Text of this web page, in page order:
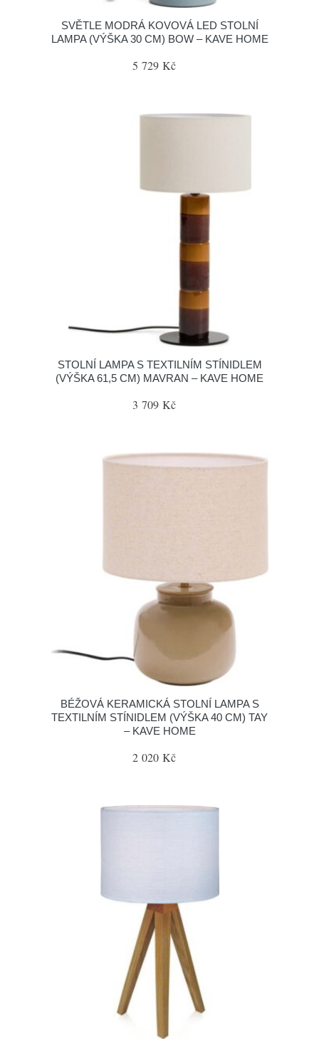
SVĚTLE MODRÁ KOVOVÁ LED STOLNÍ
LAMPA (VÝŠKA 30 CM) BOW – KAVE HOME
5 729 Kč
STOLNÍ LAMPA S TEXTILNÍM STÍNIDLEM
(VÝŠKA 61,5 CM) MAVRAN – KAVE HOME
3 709 Kč
BÉŽOVÁ KERAMICKÁ STOLNÍ LAMPA S
TEXTILNÍM STÍNIDLEM (VÝŠKA 40 CM) TAY
– KAVE HOME
2 020 Kč